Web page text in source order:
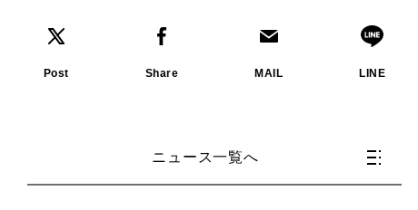
Post Share MAIL LINE
ニュース一覧へ